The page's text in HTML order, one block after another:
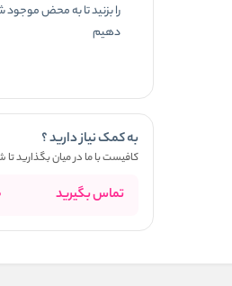
را بزنید تا به محض موجود
دهیم
به کمک نیاز دارید ؟
کافیست با ما در میان بگذارید تا
تماس بگیرید